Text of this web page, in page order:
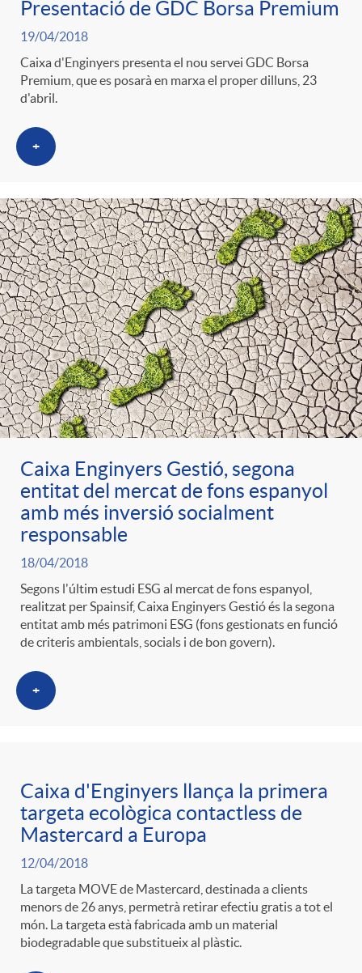
Presentació de GDC Borsa Premium
19/04/2018
Caixa d'Enginyers presenta el nou servei GDC Borsa
Premium, que es posarà en marxa el proper dilluns, 23
d'abril.
+
Caixa Enginyers Gestió, segona
entitat del mercat de fons espanyol
amb més inversió socialment
responsable
18/04/2018
Segons l'últim estudi ESG al mercat de fons espanyol,
realitzat per Spainsif, Caixa Enginyers Gestió és la segona
entitat amb més patrimoni ESG (fons gestionats en funció
de criteris ambientals, socials i de bon govern).
+
Caixa d'Enginyers llança la primera
targeta ecològica contactless de
Mastercard a Europa
12/04/2018
La targeta MOVE de Mastercard, destinada a clients
menors de 26 anys, permetrà retirar efectiu gratis a tot el
món. La targeta està fabricada amb un material
biodegradable que substitueix al plàstic.